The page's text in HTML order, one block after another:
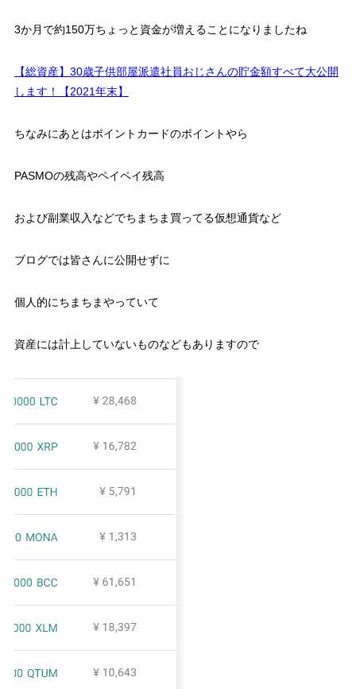
3か月で約150万ちょっと資金が増えることになりましたね
【総資産】30歳子供部屋派遣社員おじさんの貯金額すべて大公開
します！【2021年末】
ちなみにあとはポイントカードのポイントやら
PASMOの残高やペイペイ残高
および副業収入などでちまちま買ってる仮想通貨など
ブログでは皆さんに公開せずに
個人的にちまちまやっていて
資産には計上していないものなどもありますので